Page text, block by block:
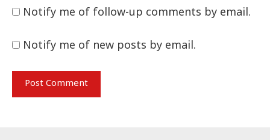
Notify me of follow-up comments by email.
Notify me of new posts by email.